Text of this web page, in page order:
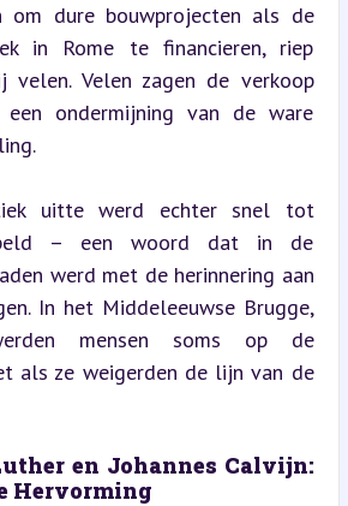
om dure bouwprojecten als de
in Rome te financieren, riep
velen. Velen zagen de verkoop
ondermijning van de ware
uitte werd echter snel tot
– een woord dat in de
werd met de herinnering aan
In het Middeleeuwse Brugge,
mensen soms op de
als ze weigerden de lijn van de
en Johannes Calvijn:
Hervorming